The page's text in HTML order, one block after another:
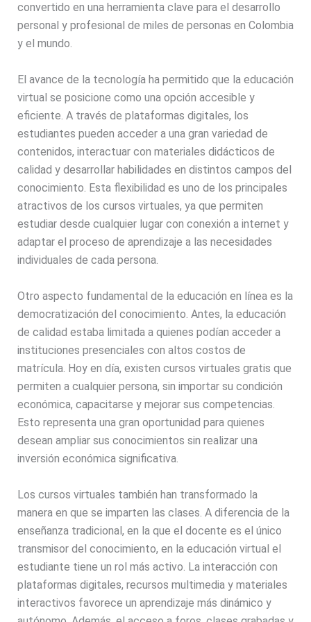
convertido en una herramienta clave para el desarrollo
personal y profesional de miles de personas en Colombia
y el mundo.
El avance de la tecnología ha permitido que la educación
virtual se posicione como una opción accesible y
eficiente. A través de plataformas digitales, los
estudiantes pueden acceder a una gran variedad de
contenidos, interactuar con materiales didácticos de
calidad y desarrollar habilidades en distintos campos del
conocimiento. Esta flexibilidad es uno de los principales
atractivos de los cursos virtuales, ya que permiten
estudiar desde cualquier lugar con conexión a internet y
adaptar el proceso de aprendizaje a las necesidades
individuales de cada persona.
Otro aspecto fundamental de la educación en línea es la
democratización del conocimiento. Antes, la educación
de calidad estaba limitada a quienes podían acceder a
instituciones presenciales con altos costos de
matrícula. Hoy en día, existen cursos virtuales gratis que
permiten a cualquier persona, sin importar su condición
económica, capacitarse y mejorar sus competencias.
Esto representa una gran oportunidad para quienes
desean ampliar sus conocimientos sin realizar una
inversión económica significativa.
Los cursos virtuales también han transformado la
manera en que se imparten las clases. A diferencia de la
enseñanza tradicional, en la que el docente es el único
transmisor del conocimiento, en la educación virtual el
estudiante tiene un rol más activo. La interacción con
plataformas digitales, recursos multimedia y materiales
interactivos favorece un aprendizaje más dinámico y